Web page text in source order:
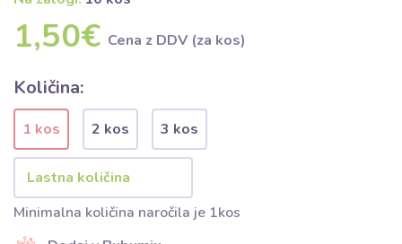
1,50€ Cena z DDV (za kos)
Količina:
1 kos 2 kos 3 kos
Minimalna količina naročila je 1kos